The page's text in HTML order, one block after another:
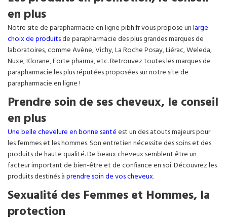
en plus
Notre site de parapharmacie en ligne pibh.fr vous propose unlarge
choix de produitsde parapharmacie des plus grandes marques de
laboratoires, comme Avène, Vichy, La Roche Posay, Liérac, Weleda,
Nuxe, Klorane, Forte pharma, etc. Retrouvez toutes les marques de
parapharmacie les plus réputées proposées sur notre site de
parapharmacie en ligne !
Prendre soin de ses cheveux, le conseil
en plus
Une belle chevelure en bonne santéest un des atouts majeurs pour
les femmes et les hommes. Son entretien nécessite des soins et des
produits de haute qualité. De beaux cheveux semblent être un
facteur important de bien-être et de confiance en soi. Découvrez les
produits destinés àprendre soin de vos cheveux.
Sexualité des Femmes et Hommes, la
protection